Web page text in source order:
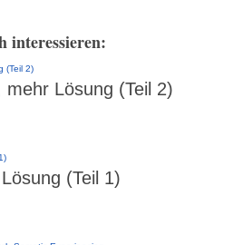
interessieren:
Lösung (Teil 2)
(Teil 1)